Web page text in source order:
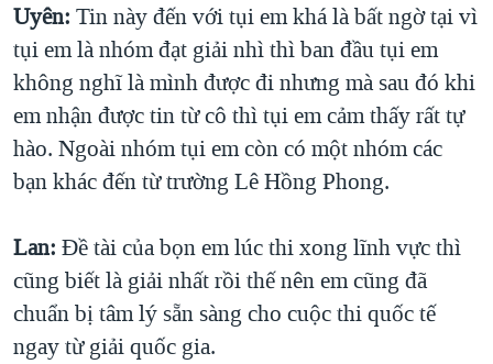
Uyên: Tin này đến với tụi em khá là bất ngờ tại vì
tụi em là nhóm đạt giải nhì thì ban đầu tụi em
không nghĩ là mình được đi nhưng mà sau đó khi
em nhận được tin từ cô thì tụi em cảm thấy rất tự
hào. Ngoài nhóm tụi em còn có một nhóm các
bạn khác đến từ trường Lê Hồng Phong.
Lan: Đề tài của bọn em lúc thi xong lĩnh vực thì
cũng biết là giải nhất rồi thế nên em cũng đã
chuẩn bị tâm lý sẵn sàng cho cuộc thi quốc tế
ngay từ giải quốc gia.